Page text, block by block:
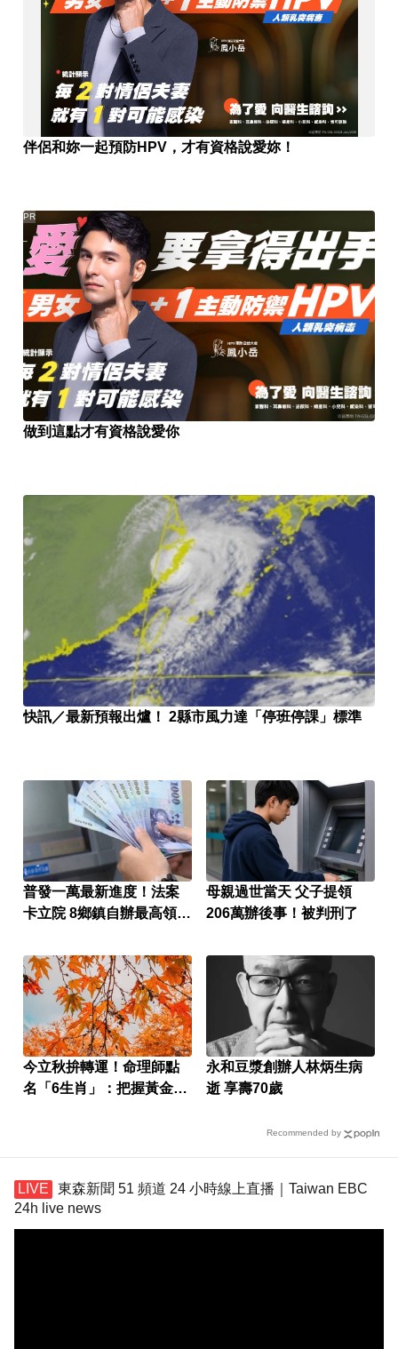
伴侶和妳一起預防HPV，才有資格說愛妳！
做到這點才有資格說愛你
PR
快訊／最新預報出爐！ 2縣市風力達「停班停課」標準
普發一萬最新進度！法案
卡立院 8鄉鎮自辦最高領1
母親過世當天 父子提領
206萬辦後事！被判刑了
今立秋拚轉運！命理師點
名「6生肖」：把握黃金7
永和豆漿創辦人林炳生病
逝 享壽70歲
Recommended by
東森新聞 51 頻道 24 小時線上直播｜Taiwan EBC
24h live news